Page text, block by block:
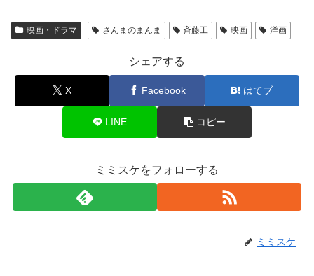
映画・ドラマ さんまのまんま 斉藤工 映画 洋画
シェアする
X Facebook はてブ
LINE コピー
ミミスケをフォローする
ミミスケ